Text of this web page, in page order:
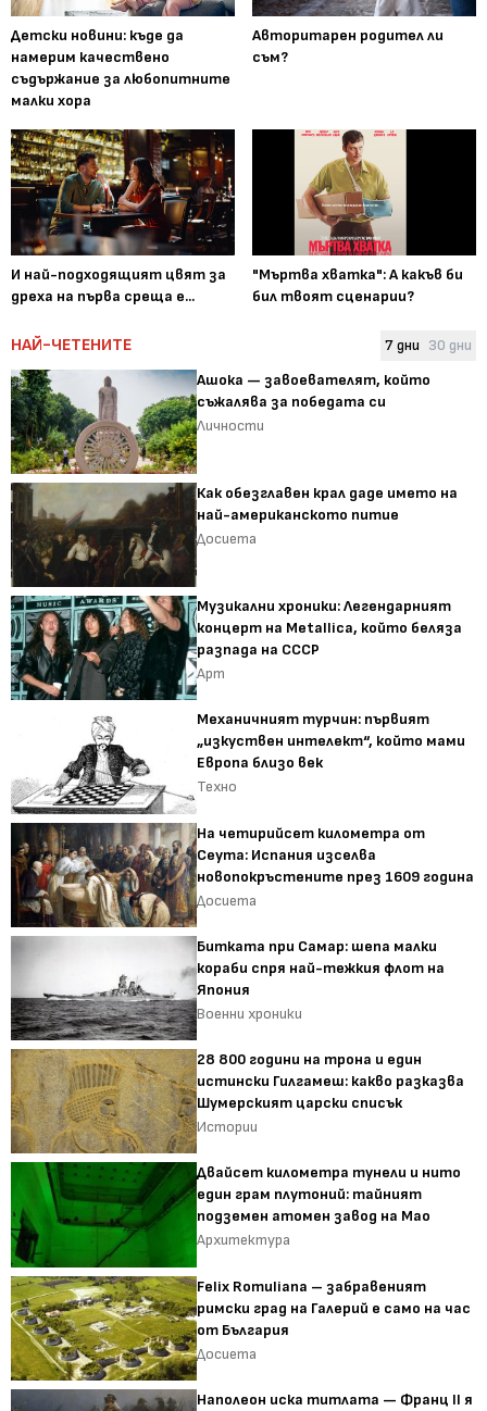
Детски новини: къде да
намерим качествено
съдържание за любопитните
малки хора
Авторитарен родител ли
съм?
И най-подходящият цвят за
дреха на първа среща е...
"Мъртва хватка": А какъв би
бил твоят сценарии?
НАЙ-ЧЕТЕНИТЕ 7 дни 30 дни
Ашока — завоевателят, който
съжалява за победата си
Личности
Как обезглавен крал даде името на
най-американското питие
Досиета
Музикални хроники: Легендарният
концерт на Metallica, който беляза
разпада на СССР
Арт
Механичният турчин: първият
„изкуствен интелект“, който мами
Европа близо век
Техно
На четирийсет километра от
Сеута: Испания изселва
новопокръстените през 1609 година
Досиета
Битката при Самар: шепа малки
кораби спря най-тежкия флот на
Япония
Военни хроники
28 800 години на трона и един
истински Гилгамеш: какво разказва
Шумерският царски списък
Истории
Двайсет километра тунели и нито
един грам плутоний: тайният
подземен атомен завод на Мао
Архитектура
Felix Romuliana – забравеният
римски град на Галерий е само на час
от България
Досиета
Наполеон иска титлата — Франц II я